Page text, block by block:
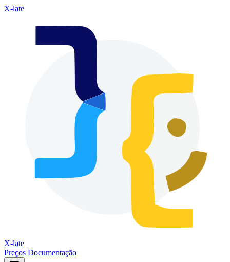
X-late
X-late
Preços Documentação